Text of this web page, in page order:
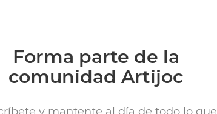
Forma parte de la
comunidad Artijoc